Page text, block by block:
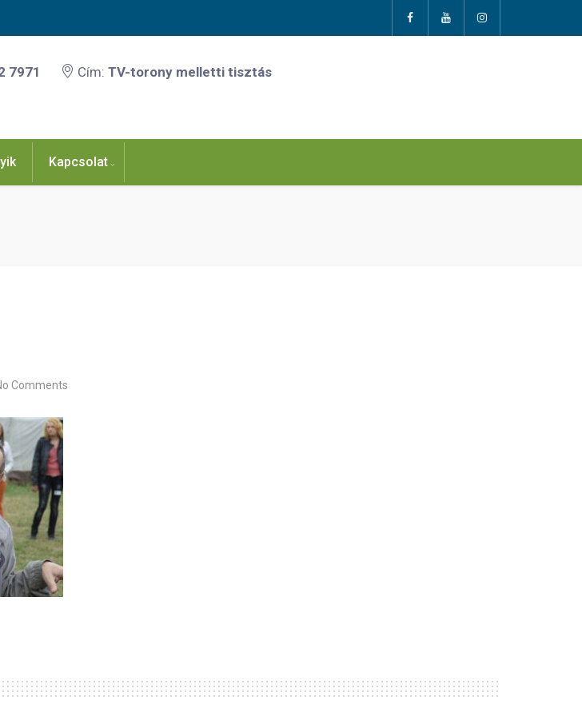
7971 Cím: TV-torony melletti tisztás
Kapcsolat
Comments